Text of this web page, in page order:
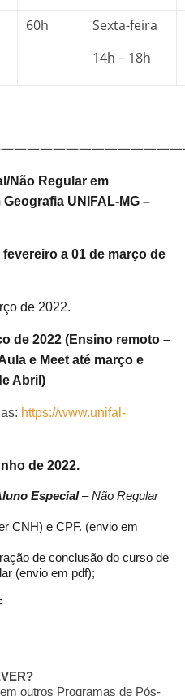
60h
Sexta-feira
14h – 18h
Não Regular em
UNIFAL-MG –
fevereiro a 01 de março de
de 2022.
de2022 (Ensino remoto –
e Meetaté março e
Abril)
https://www.unifal-
de 2022.
Especial– Não Regular
CNH) e CPF. (envio em
de conclusão do curso de
(envio em pdf);
outros Programas de Pós-